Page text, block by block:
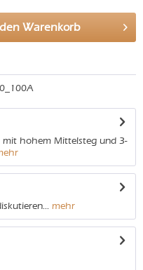
Warenkorb
mit hohem Mittelsteg und 3-
mehr